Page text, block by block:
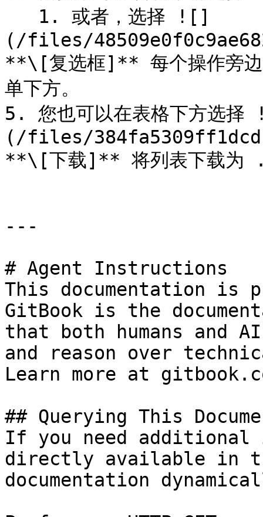
(/files/
**\[复选框]** 每个操作旁
单下方。
5. 您也可以在表格下方选
(/files/
**\[下载]** 将列表下载为
---
# Agent Instructions
This documentation is
GitBook is the
that both humans and
and reason over
Learn more at
## Querying This
If you need
directly available in
documentation